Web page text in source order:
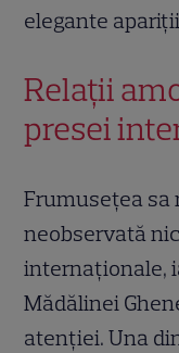
elegante
Relații
presei
Frumusețea sa
neobservată
internaționale,
Mădălinei
atenției. Una